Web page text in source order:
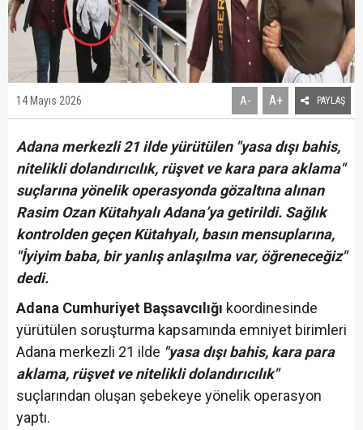
14 Mayıs 2026 A- A+ PAYLAŞ
Adana merkezli 21 ilde yürütülen "yasa dışı bahis,
nitelikli dolandırıcılık, rüşvet ve kara para aklama"
suçlarına yönelik operasyonda gözaltına alınan
Rasim Ozan Kütahyalı Adana’ya getirildi. Sağlık
kontrolden geçen Kütahyalı, basın mensuplarına,
"İyiyim baba, bir yanlış anlaşılma var, öğreneceğiz"
dedi.
Adana Cumhuriyet Başsavcılığı koordinesinde
yürütülen soruşturma kapsamında emniyet birimleri
Adana merkezli 21 ilde "yasa dışı bahis, kara para
aklama, rüşvet ve nitelikli dolandırıcılık"
suçlarından oluşan şebekeye yönelik operasyon
yaptı.